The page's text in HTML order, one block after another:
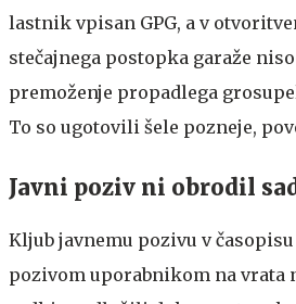
lastnik vpisan GPG, a v
stečajnega postopka garaže
premoženje propadlega
To so ugotovili šele pozneje,
Javni poziv ni obrodil
Kljub javnemu pozivu v
pozivom uporabnikom na vrata